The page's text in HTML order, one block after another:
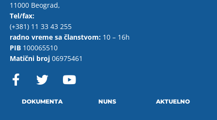
11000 Beograd,
Tel/fax:
(+381) 11 33 43 255
radno vreme sa članstvom: 10 – 16h
PIB 100065510
Matični broj 06975461
F
a w
t
o
DOKUMENTA NUNS AKTUELNO